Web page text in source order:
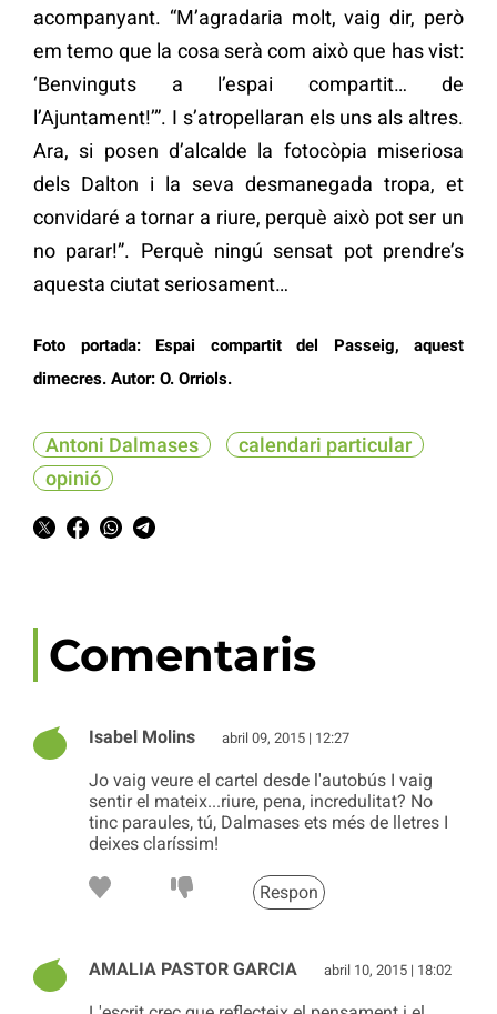
acompanyant. “M’agradaria molt, vaig dir, però
em temo que la cosa serà com això que has vist:
‘Benvinguts a l’espai compartit… de
l’Ajuntament!’”. I s’atropellaran els uns als altres.
Ara, si posen d’alcalde la fotocòpia miseriosa
dels Dalton i la seva desmanegada tropa, et
convidaré a tornar a riure, perquè això pot ser un
no parar!”. Perquè ningú sensat pot prendre’s
aquesta ciutat seriosament…
Foto portada: Espai compartit del Passeig, aquest
dimecres. Autor: O. Orriols.
Antoni Dalmases
calendari particular
opinió
Comentaris
Isabel Molins abril 09, 2015 | 12:27
Jo vaig veure el cartel desde l'autobús I vaig
sentir el mateix...riure, pena, incredulitat? No
tinc paraules, tú, Dalmases ets més de lletres I
deixes claríssim!
Respon
AMALIA PASTOR GARCIA abril 10, 2015 | 18:02